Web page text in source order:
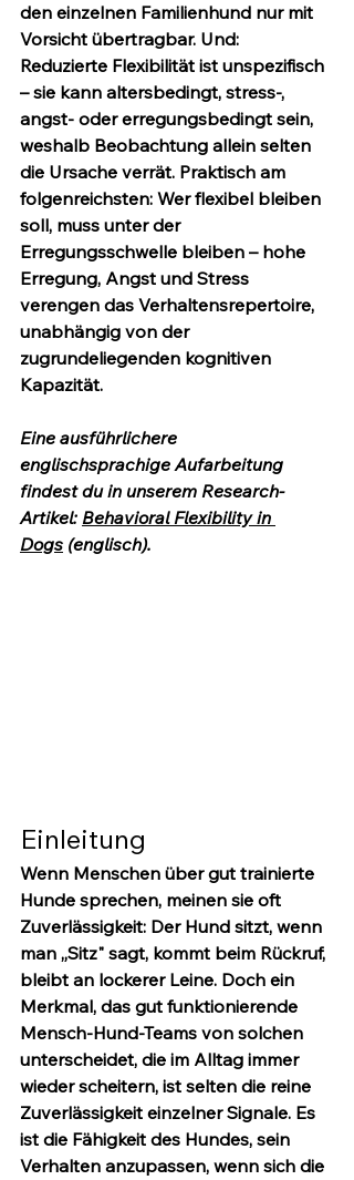
den einzelnen Familienhund nur mit
Vorsicht übertragbar. Und:
Reduzierte Flexibilität ist unspezifisch
– sie kann altersbedingt, stress-,
angst- oder erregungsbedingt sein,
weshalb Beobachtung allein selten
die Ursache verrät. Praktisch am
folgenreichsten: Wer flexibel bleiben
soll, muss unter der
Erregungsschwelle bleiben – hohe
Erregung, Angst und Stress
verengen das Verhaltensrepertoire,
unabhängig von der
zugrundeliegenden kognitiven
Kapazität.
Eine ausführlichere
englischsprachige Aufarbeitung
findest du in unserem Research-
Artikel: Behavioral Flexibility in
Dogs (englisch).
Einleitung
Wenn Menschen über gut trainierte
Hunde sprechen, meinen sie oft
Zuverlässigkeit: Der Hund sitzt, wenn
man „Sitz" sagt, kommt beim Rückruf,
bleibt an lockerer Leine. Doch ein
Merkmal, das gut funktionierende
Mensch-Hund-Teams von solchen
unterscheidet, die im Alltag immer
wieder scheitern, ist selten die reine
Zuverlässigkeit einzelner Signale. Es
ist die Fähigkeit des Hundes, sein
Verhalten anzupassen, wenn sich die